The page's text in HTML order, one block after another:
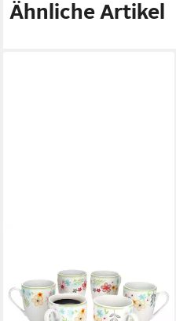
Ähnliche Artikel